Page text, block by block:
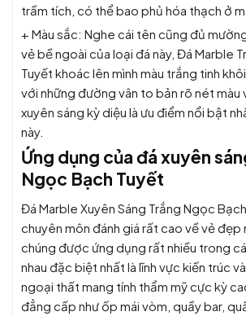
trầm tích, có thể bao phủ hóa thạch ở
+ Màu sắc: Nghe cái tên cũng đủ
vẻ bề ngoài của loại đá này, Đá Marble
Tuyết khoác lên mình màu trắng tinh
với những đường vân to bản rõ nét màu
xuyên sáng kỳ diệu là ưu điểm nổi bật
này.
Ứng dụng của đá xuyên
Ngọc Bạch Tuyết
Đá Marble Xuyên Sáng Trắng Ngọc
chuyên môn đánh giá rất cao về vẻ đẹp
chúng được ứng dụng rất nhiều trong
nhau đặc biệt nhất là lĩnh vực kiến trúc
ngoại thất mang tính thẩm mỹ cực kỳ
đẳng cấp như ốp mái vòm, quầy bar,